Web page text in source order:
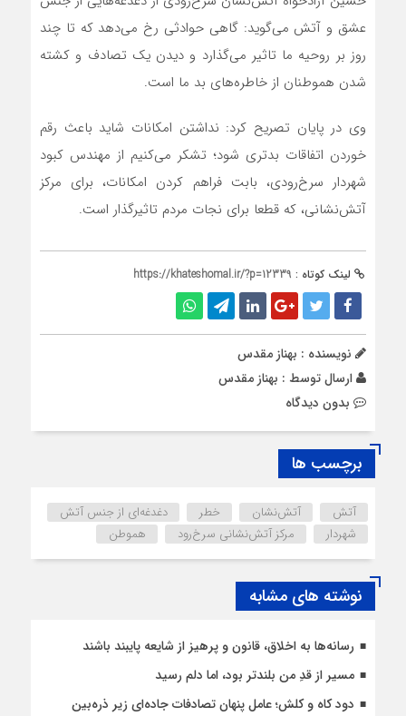
عشق و آتش می‌گوید: گاهی حوادثی رخ می‌دهد که تا چند
روز بر روحیه ما تاثیر می‌گذارد و دیدن یک تصادف و کشته
شدن هموطنان از خاطره‌های بد ما است.
وی در پایان تصریح کرد: نداشتن امکانات شاید باعث رقم
خوردن اتفاقات بدتری شود؛ تشکر می‌کنیم از مهندس کبود
شهردار سرخ‌رودی، بابت فراهم کردن امکانات، برای مرکز
آتش‌نشانی، که قطعا برای نجات مردم تاثیرگذار است.
لینک کوتاه : https://khateshomal.ir/?p=12339
نویسنده : بهناز مقدس
ارسال توسط : بهناز مقدس
بدون دیدگاه
برچسب ها
آتش آتش‌نشان خطر
دغدغه‌ای از جنس آتش
شهردار
مرکز آتش‌نشانی سرخ‌رود هموطن
نوشته های مشابه
رسانه‌ها به اخلاق، قانون و پرهیز از شایعه پایبند باشند
مسیر از قدِ من بلندتر بود، اما دلم رسید
دود کاه و کلش؛ عامل پنهان تصادفات جاده‌ای زیر ذره‌بین